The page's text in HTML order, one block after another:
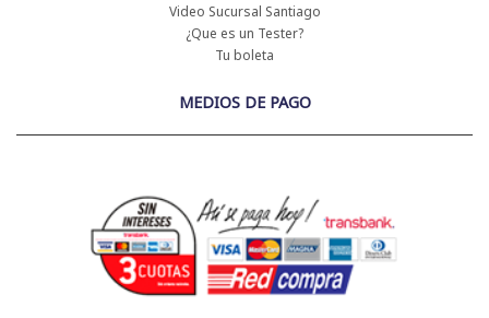
Video Sucursal Santiago
¿Que es un Tester?
Tu boleta
MEDIOS DE PAGO